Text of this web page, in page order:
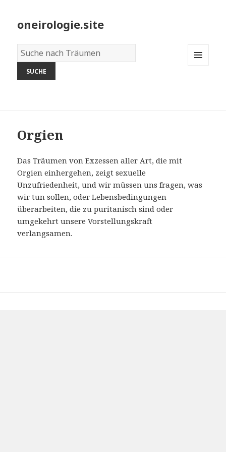
oneirologie.site
Wörterbuch
der
Träume:
Orgien
Das Träumen von Exzessen aller Art, die mit
Orgien einhergehen, zeigt sexuelle
Unzufriedenheit, und wir müssen uns fragen, was
wir tun sollen, oder Lebensbedingungen
überarbeiten, die zu puritanisch sind oder
umgekehrt unsere Vorstellungskraft
verlangsamen.